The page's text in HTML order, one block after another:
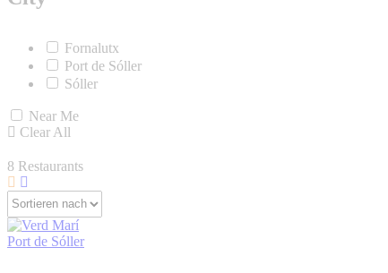
Fornalutx
Port de Sóller
Sóller
Near Me
Clear All
8 Restaurants
Port de Sóller